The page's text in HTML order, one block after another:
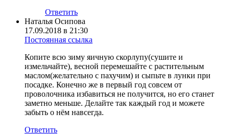
Ответить
Наталья Осипова
17.09.2018 в 21:30
Постоянная ссылка
Копите всю зиму яичную скорлупу(сушите и
измельчайте), весной перемешайте с растительным
маслом(желательно с пахучим) и сыпьте в лунки при
посадке. Конечно же в первый год совсем от
проволочника избавиться не получится, но его станет
заметно меньше. Делайте так каждый год и можете
забыть о нём навсегда.
Ответить